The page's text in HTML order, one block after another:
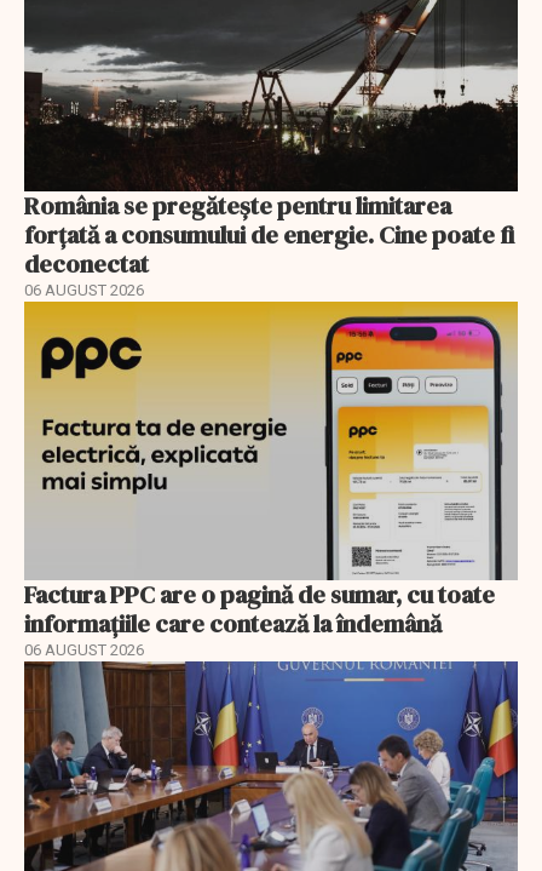
România se pregătește pentru limitarea
forțată a consumului de energie. Cine poate fi
deconectat
06 AUGUST 2026
Factura PPC are o pagină de sumar, cu toate
informațiile care contează la îndemână
06 AUGUST 2026